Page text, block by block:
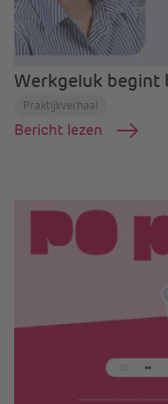
Werkgeluk begint
Praktijkverhaal
Bericht lezen